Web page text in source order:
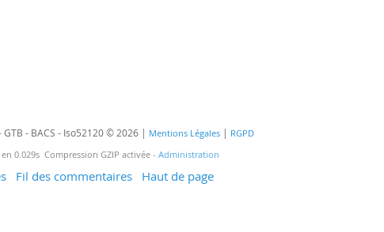
GTB - BACS - Iso52120 © 2026 | Mentions Légales | RGPD
en 0.029s Compression GZIP activée - Administration
Fil des commentaires Haut de page